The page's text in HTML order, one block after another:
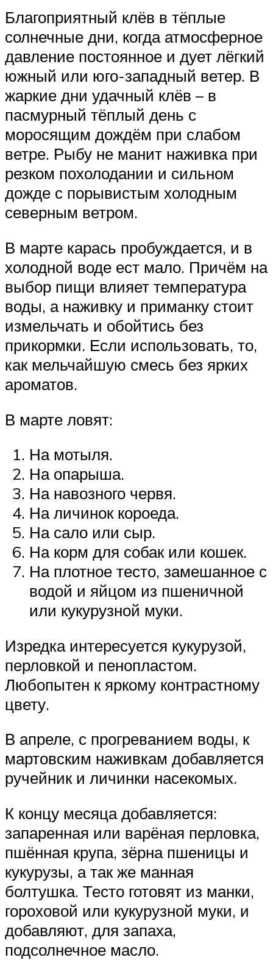
Благоприятный клёв в тёплые
солнечные дни, когда атмосферное
давление постоянное и дует лёгкий
южный или юго-западный ветер. В
жаркие дни удачный клёв – в
пасмурный тёплый день с
моросящим дождём при слабом
ветре. Рыбу не манит наживка при
резком похолодании и сильном
дожде с порывистым холодным
северным ветром.
В марте карась пробуждается, и в
холодной воде ест мало. Причём на
выбор пищи влияет температура
воды, а наживку и приманку стоит
измельчать и обойтись без
прикормки. Если использовать, то,
как мельчайшую смесь без ярких
ароматов.
В марте ловят:
На мотыля.
На опарыша.
На навозного червя.
На личинок короеда.
На сало или сыр.
На корм для собак или кошек.
На плотное тесто, замешанное с
водой и яйцом из пшеничной
или кукурузной муки.
Изредка интересуется кукурузой,
перловкой и пенопластом.
Любопытен к яркому контрастному
цвету.
В апреле, с прогреванием воды, к
мартовским наживкам добавляется
ручейник и личинки насекомых.
К концу месяца добавляется:
запаренная или варёная перловка,
пшённая крупа, зёрна пшеницы и
кукурузы, а так же манная
болтушка. Тесто готовят из манки,
гороховой или кукурузной муки, и
добавляют, для запаха,
подсолнечное масло.